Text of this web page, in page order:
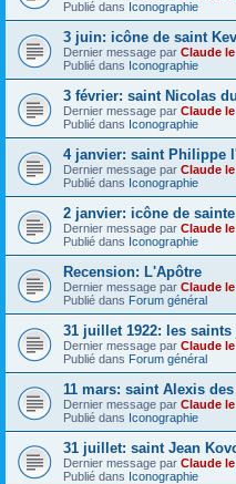
Publié dans Iconographie
3 juin: icône de saint
Dernier message par Claude
Publié dans Iconographie
3 février: saint Nicolas
Dernier message par Claude
Publié dans Iconographie
4 janvier: saint Philippe
Dernier message par Claude
Publié dans Iconographie
2 janvier: icône de
Dernier message par Claude
Publié dans Iconographie
Recension: L'Apôtre
Dernier message par Claude
Publié dans Forum général
31 juillet 1922: les
Dernier message par Claude
Publié dans Forum général
11 mars: saint Alexis
Dernier message par Claude
Publié dans Iconographie
31 juillet: saint Jean
Dernier message par Claude
Publié dans Iconographie